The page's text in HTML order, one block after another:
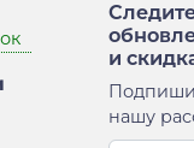
и
нашу